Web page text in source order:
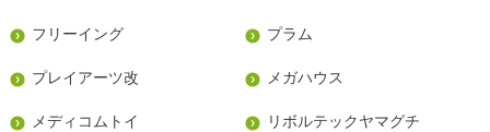
フリーイング プラム
プレイアーツ改 メガハウス
メディコムトイ リボルテックヤマグチ